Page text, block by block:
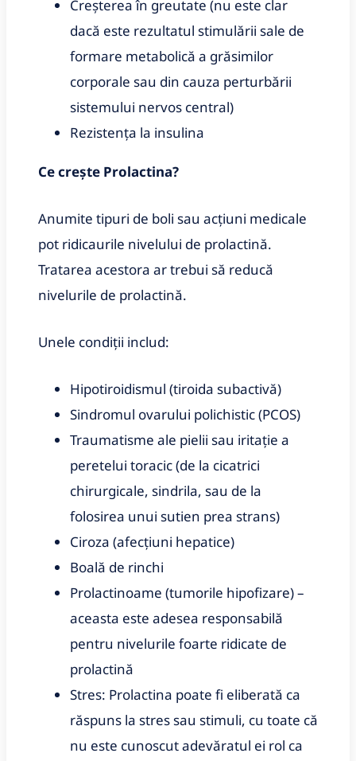
Creșterea în greutate (nu este clar
dacă este rezultatul stimulării sale de
formare metabolică a grăsimilor
corporale sau din cauza perturbării
sistemului nervos central)
Rezistența la insulina
Ce crește Prolactina?
Anumite tipuri de boli sau acțiuni medicale
pot ridicaurile nivelului de prolactină.
Tratarea acestora ar trebui să reducă
nivelurile de prolactină.
Unele condiții includ:
Hipotiroidismul (tiroida subactivă)
Sindromul ovarului polichistic (PCOS)
Traumatisme ale pielii sau iritație a
peretelui toracic (de la cicatrici
chirurgicale, sindrila, sau de la
folosirea unui sutien prea strans)
Ciroza (afecțiuni hepatice)
Boală de rinchi
Prolactinoame (tumorile hipofizare) –
aceasta este adesea responsabilă
pentru nivelurile foarte ridicate de
prolactină
Stres: Prolactina poate fi eliberată ca
răspuns la stres sau stimuli, cu toate că
nu este cunoscut adevăratul ei rol ca